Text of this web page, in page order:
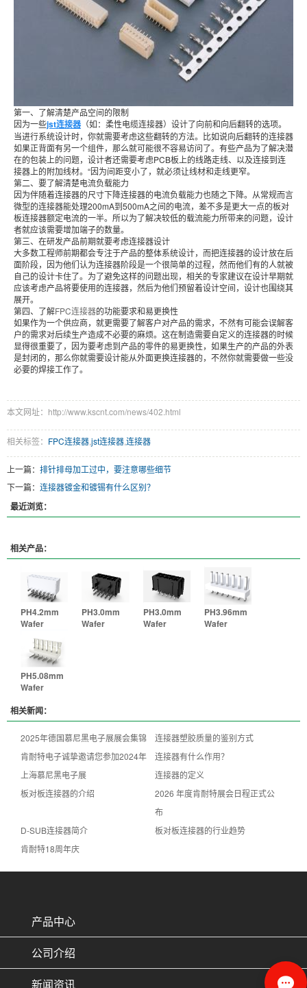
第一、了解清楚产品空间的限制
因为一些jst连接器 （如：柔性电缆连接器）设计了向前和向后翻转的选项。
当进行系统设计时，你就需要考虑这些翻转的方法。比如说向后翻转的连接器
如果正背面有另一个组件，那么就可能很不容易访问了。有些产品为了解决潜
在的包装上的问题，设计者还需要考虑PCB板上的线路走线、以及连接到连
接器上的附加线材。“因为间距变小了，就必须让线材和走线更窄。
第二、要了解清楚电流负载能力
因为伴随着连接器的尺寸下降连接器的电流负载能力也随之下降。从常规而言
微型的连接器能处理200mA到500mA之间的电流，差不多是更大一点的板对
板连接器额定电流的一半。所以为了解决较低的载流能力所带来的问题，设计
者就应该需要增加端子的数量。
第三、在研发产品前期就要考虑连接器设计
大多数工程师前期都会专注于产品的整体系统设计，而把连接器的设计放在后
面阶段，因为他们认为连接器阶段是一个很简单的过程，然而他们有的人就被
自己的设计卡住了。为了避免这样的问题出现，相关的专家建议在设计早期就
应该考虑产品将要使用的连接器，然后为他们预留着设计空间，设计也围绕其
展开。
第四、了解FPC连接器的功能要求和易更换性
如果作为一个供应商，就更需要了解客户对产品的需求，不然有可能会误解客
户的需求对后续生产造成不必要的麻烦。这在制造需要自定义的连接器的时候
显得很重要了，因为要考虑到产品的零件的易更换性，如果生产的产品的外表
是封闭的，那么你就需要设计能从外面更换连接器的，不然你就需要做一些没
必要的焊接工作了。
本文网址：http://www.kscnt.com/news/402.html
相关标签： FPC连接器jst连接器连接器
上一篇： 排针排母加工过中，要注意哪些细节
下一篇： 连接器镀金和镀锡有什么区别？
最近浏览：
相关产品：
PH4.2mm
Wafer
PH3.0mm
Wafer
PH3.0mm
Wafer
PH3.96mm
Wafer
PH5.08mm
Wafer
相关新闻：
2025年德国慕尼黑电子展展会集锦
连接器塑胶质量的鉴别方式
肯耐特电子诚挚邀请您参加2024年
上海慕尼黑电子展
连接器有什么作用？
连接器的定义
板对板连接器的介绍
2026 年度肯耐特展会日程正式公
布
D-SUB连接器简介
板对板连接器的行业趋势
肯耐特18周年庆
产品中心
公司介绍
新闻资讯